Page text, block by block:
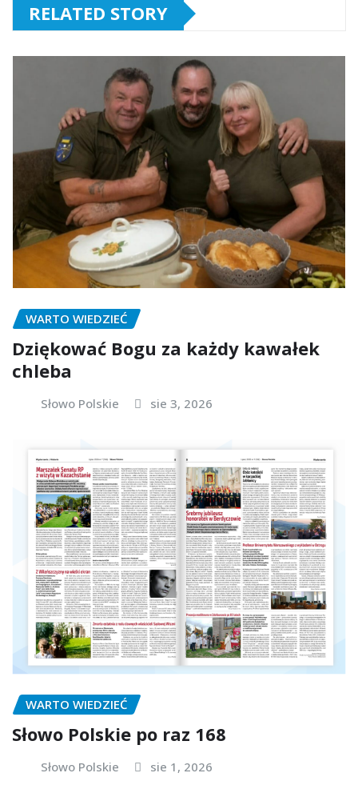
RELATED STORY
WARTO WIEDZIEĆ
Dziękować Bogu za każdy kawałek
chleba
Słowo Polskie sie 3, 2026
WARTO WIEDZIEĆ
Słowo Polskie po raz 168
Słowo Polskie sie 1, 2026